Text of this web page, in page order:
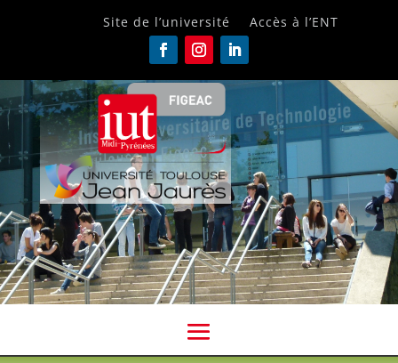
Site de l’université Accès à l’ENT